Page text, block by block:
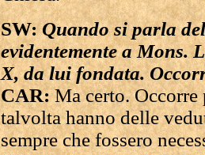
SW:Quando si parla
evidentemente a Mons.
X, da lui fondata.
CAR:Ma certo. Occorre
talvolta hanno delle
sempre che fossero